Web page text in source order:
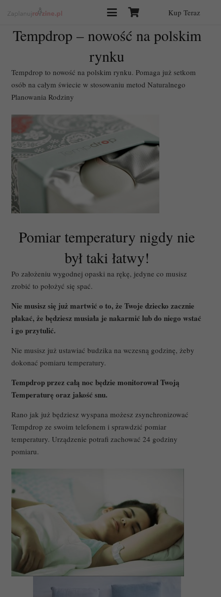
Kup Teraz
Tempdrop – nowość na polskim
rynku
Tempdrop to nowość na polskim rynku. Pomaga już setkom
osób na całym świecie w stosowaniu metod Naturalnego
Planowania Rodziny
Pomiar temperatury nigdy nie
był taki łatwy!
Po założeniu wygodnej opaski na rękę, jedyne co musisz
zrobić to położyć się spać.
Nie musisz się już martwić o to, że Twoje dziecko zacznie
płakać, że będziesz musiała je nakarmić lub do niego wstać
i go przytulić.
Nie musisz już ustawiać budzika na wczesną godzinę, żeby
dokonać pomiaru temperatury.
Tempdrop przez całą noc będzie monitorował Twoją
Temperaturę oraz jakość snu.
Rano jak już będziesz wyspana możesz zsynchronizować
Tempdrop ze swoim telefonem i sprawdzić pomiar
temperatury. Urządzenie potrafi zachować 24 godziny
pomiaru.